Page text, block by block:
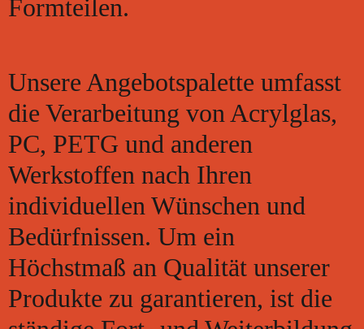
Formteilen.
Unsere Angebotspalette umfasst
die Verarbeitung von Acrylglas,
PC, PETG und anderen
Werkstoffen nach Ihren
individuellen Wünschen und
Bedürfnissen. Um ein
Höchstmaß an Qualität unserer
Produkte zu garantieren, ist die